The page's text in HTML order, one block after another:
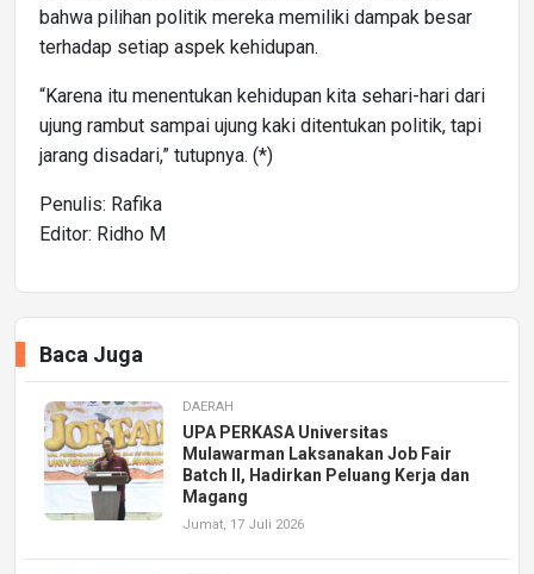
bahwa pilihan politik mereka memiliki dampak besar
terhadap setiap aspek kehidupan.
“Karena itu menentukan kehidupan kita sehari-hari dari
ujung rambut sampai ujung kaki ditentukan politik, tapi
jarang disadari,” tutupnya. (*)
Penulis: Rafika
Editor: Ridho M
Baca Juga
DAERAH
UPA PERKASA Universitas
Mulawarman Laksanakan Job Fair
Batch II, Hadirkan Peluang Kerja dan
Magang
Jumat, 17 Juli 2026